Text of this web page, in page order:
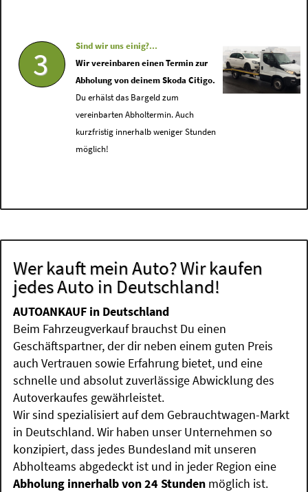
3
Sind wir uns einig?...
Wir vereinbaren einen Termin zur
Abholung von deinem Skoda Citigo.
Du erhälst das Bargeld zum
vereinbarten Abholtermin. Auch
kurzfristig innerhalb weniger Stunden
möglich!
Wer kauft mein Auto? Wir kaufen
jedes Auto in Deutschland!
AUTOANKAUF in Deutschland
Beim Fahrzeugverkauf brauchst Du einen
Geschäftspartner, der dir neben einem guten Preis
auch Vertrauen sowie Erfahrung bietet, und eine
schnelle und absolut zuverlässige Abwicklung des
Autoverkaufes gewährleistet.
Wir sind spezialisiert auf dem Gebrauchtwagen-Markt
in Deutschland. Wir haben unser Unternehmen so
konzipiert, dass jedes Bundesland mit unseren
Abholteams abgedeckt ist und in jeder Region eine
Abholung innerhalb von 24 Stunden möglich ist.